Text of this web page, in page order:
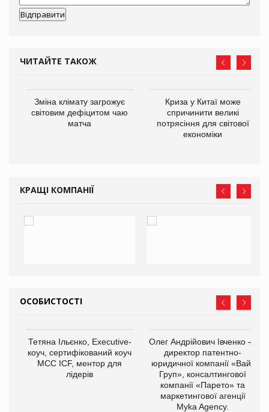
ЧИТАЙТЕ ТАКОЖ
Зміна клімату загрожує
світовим дефіцитом чаю
матча
Криза у Китаї може
спричинити великі
потрясіння для світової
економіки
КРАЩІ КОМПАНІЇ
ОСОБИСТОСТІ
Тетяна Ільєнко, Executive-
коуч, сертифікований коуч
МСС ICF, ментор для
лідерів
Олег Андрійович Івченко —
директор патентно-
юридичної компанії «Вайз
Груп», консалтингової
компанії «Парето» та
маркетингової агенції
Myka Agency.